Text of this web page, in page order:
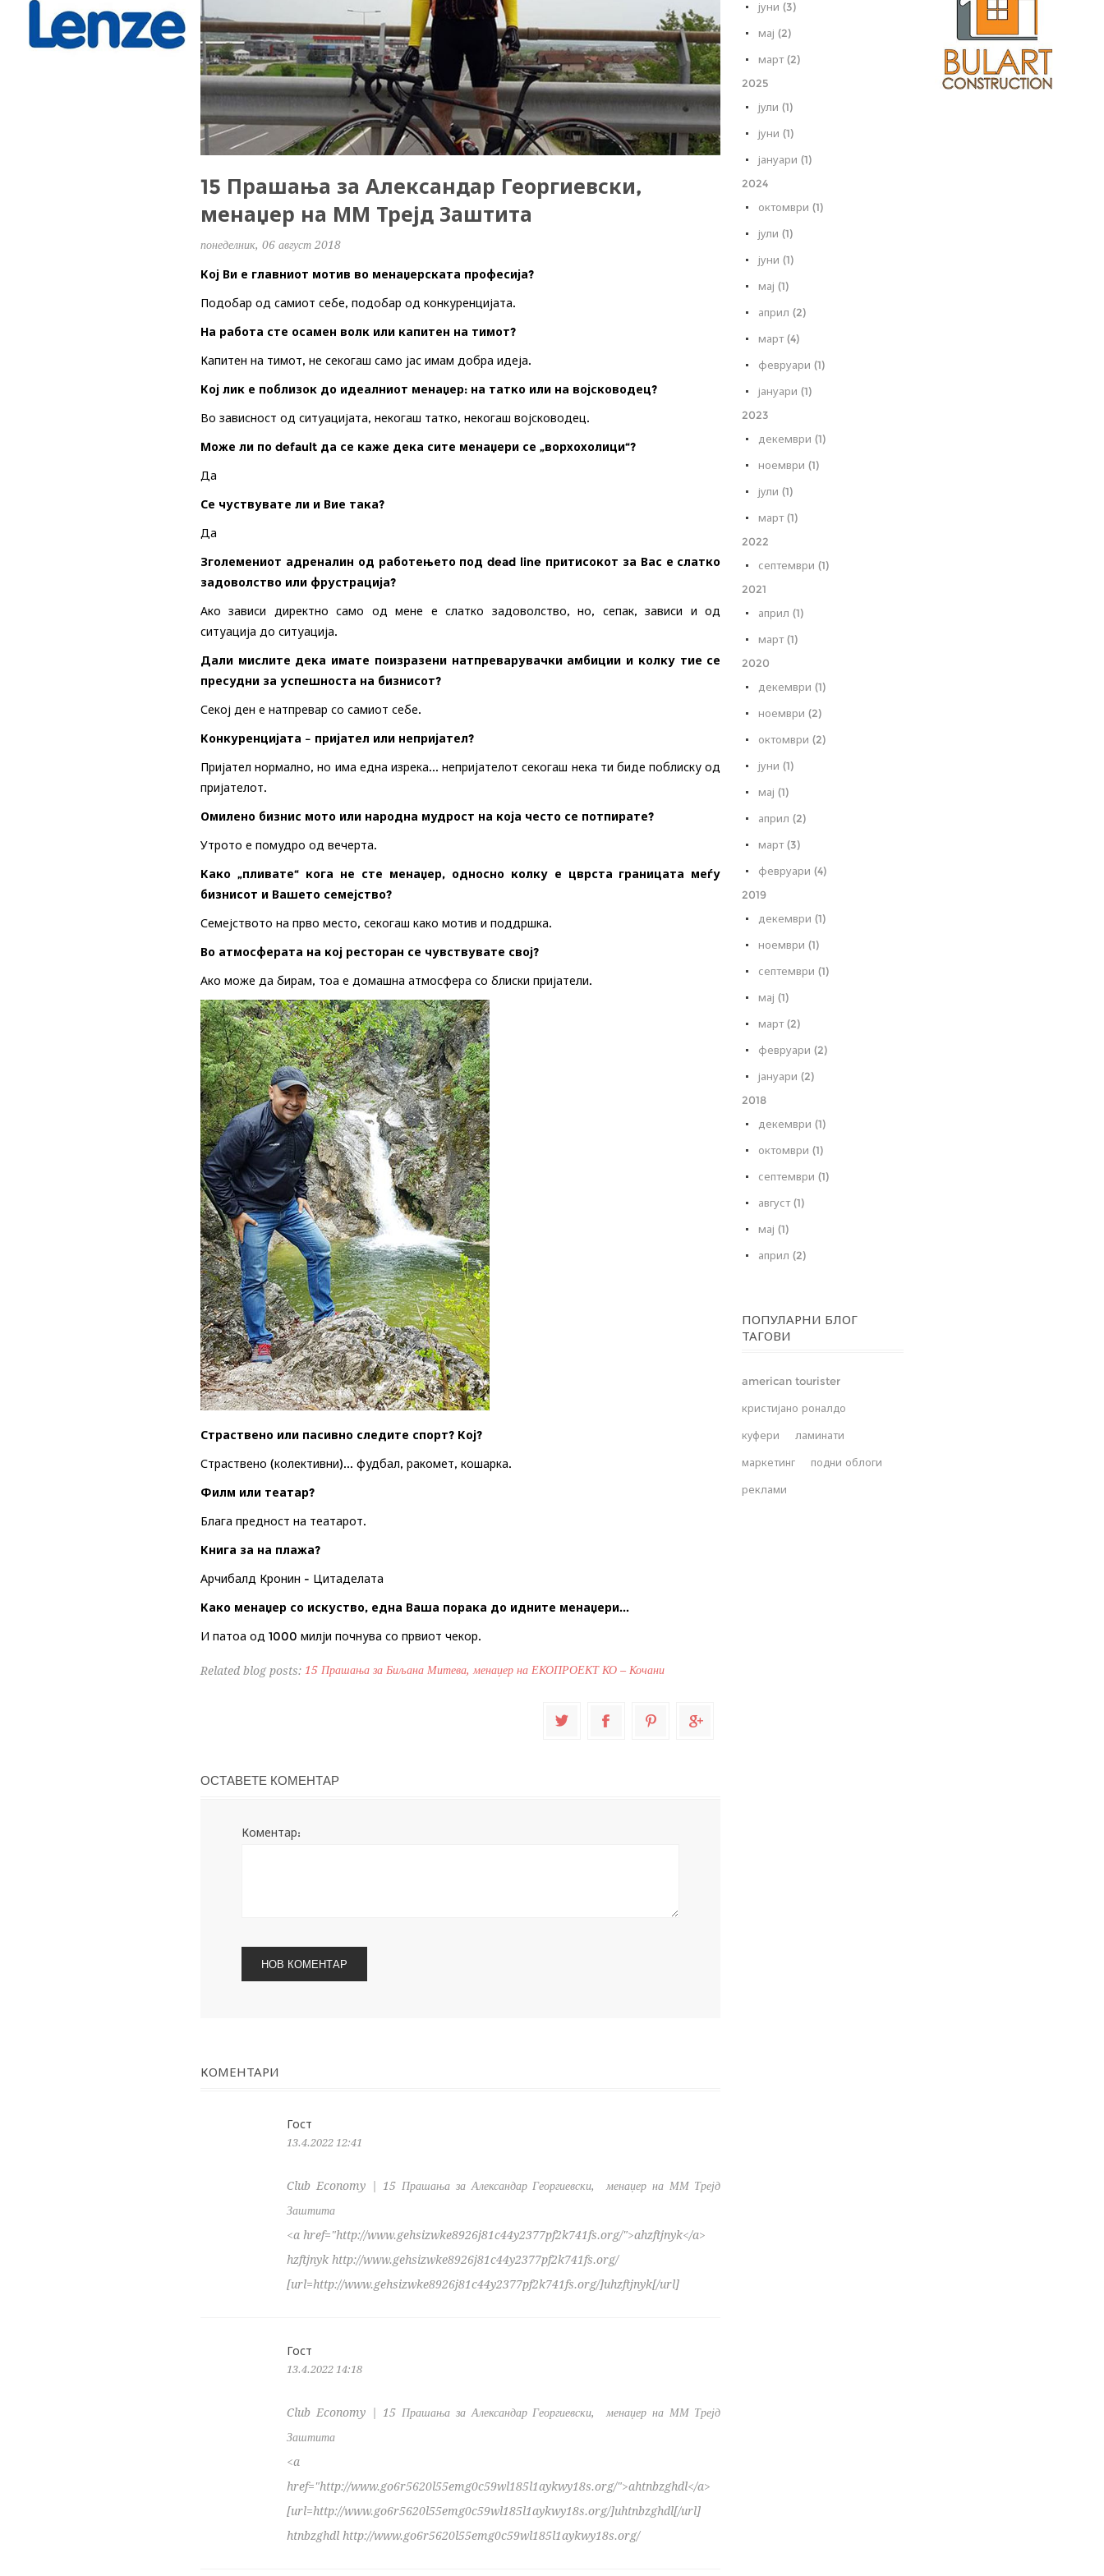
15 Прашања за Александар Георгиевски,
менаџер на ММ Трејд Заштита
понеделник, 06 август 2018
Кој Ви е главниот мотив во менаџерската професија?
Подобар од самиот себе, подобар од конкуренцијата.
На работа сте осамен волк или капитен на тимот?
Капитен на тимот, не секогаш само јас имам добра идеја.
Кој лик е поблизок до идеалниот менаџер: на татко или на војсководец?
Во зависност од ситуацијата, некогаш татко, некогаш војсководец.
Може ли по default да се каже дека сите менаџери се „ворхохолици“?
Да
Се чуствувате ли и Вие така?
Да
Зголемениот адреналин од работењето под dead line притисокот за Вас е слатко
задоволство или фрустрација?
Ако зависи директно само од мене е слатко задоволство, но, сепак, зависи и од
ситуација до ситуација.
Дали мислите дека имате поизразени натпреварувачки амбиции и колку тие се
пресудни за успешноста на бизнисот?
Секој ден е натпревар со самиот себе.
Конкуренцијата – пријател или непријател?
Пријател нормално, но има една изрека... непријателот секогаш нека ти биде поблиску од
пријателот.
Омилено бизнис мото или народна мудрост на која често се потпирате?
Утрото е помудро од вечерта.
Како „пливате“ кога не сте менаџер, односно колку е цврста границата меѓу
бизнисот и Вашето семејство?
Семејството на прво место, секогаш како мотив и поддршка.
Во атмосферата на кој ресторан се чувствувате свој?
Ако може да бирам, тоа е домашна атмосфера со блиски пријатели.
Страствено или пасивно следите спорт? Кој?
Страствено (колективни)... фудбал, ракомет, кошарка.
Филм или театар?
Блага предност на театарот.
Книга за на плажа?
Арчибалд Кронин - Цитаделата
Како менаџер со искуство, една Ваша порака до идните менаџери...
И патоа од 1000 милји почнува со првиот чекор.
Related blog posts: 15 Прашања за Биљана Митева, менаџер на ЕКОПРОЕКТ КО – Кочани
ОСТАВЕТЕ КОМЕНТАР
Коментар:
КОМЕНТАРИ
Гост
13.4.2022 12:41
Club Economy | 15 Прашања за Александар Георгиевски, менаџер на ММ Трејд
Заштита
<a href="http://www.gehsizwke8926j81c44y2377pf2k741fs.org/">ahzftjnyk</a>
hzftjnyk http://www.gehsizwke8926j81c44y2377pf2k741fs.org/
[url=http://www.gehsizwke8926j81c44y2377pf2k741fs.org/]uhzftjnyk[/url]
Гост
13.4.2022 14:18
Club Economy | 15 Прашања за Александар Георгиевски, менаџер на ММ Трејд
Заштита
<a
href="http://www.go6r5620l55emg0c59wl185l1aykwy18s.org/">ahtnbzghdl</a>
[url=http://www.go6r5620l55emg0c59wl185l1aykwy18s.org/]uhtnbzghdl[/url]
htnbzghdl http://www.go6r5620l55emg0c59wl185l1aykwy18s.org/
јуни (3)
мај (2)
март (2)
2025
јули (1)
јуни (1)
јануари (1)
2024
октомври (1)
јули (1)
јуни (1)
мај (1)
април (2)
март (4)
февруари (1)
јануари (1)
2023
декември (1)
ноември (1)
јули (1)
март (1)
2022
септември (1)
2021
април (1)
март (1)
2020
декември (1)
ноември (2)
октомври (2)
јуни (1)
мај (1)
април (2)
март (3)
февруари (4)
2019
декември (1)
ноември (1)
септември (1)
мај (1)
март (2)
февруари (2)
јануари (2)
2018
декември (1)
октомври (1)
септември (1)
август (1)
мај (1)
април (2)
ПОПУЛАРНИ БЛОГ
ТАГОВИ
american tourister
кристијано роналдо
куфери ламинати
маркетинг подни облоги
реклами